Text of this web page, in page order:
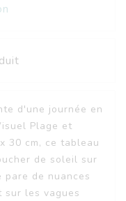
d'une journée en
Plage et
30 cm, ce tableau
de soleil sur
de nuances
les vagues